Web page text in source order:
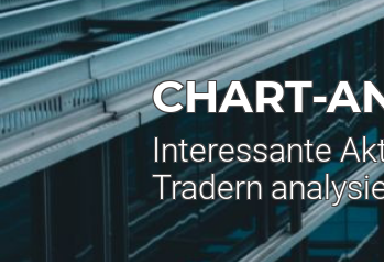
CHART-
Interessante
Tradern